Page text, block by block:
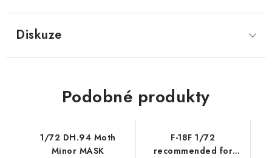
Diskuze
Podobné produkty
1/72 DH.94 Moth
Minor MASK
F-18F 1/72
recommended for